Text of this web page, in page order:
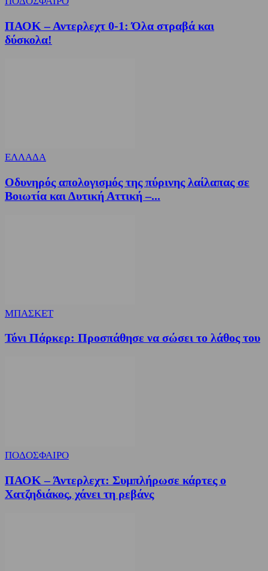
ΠΑΟΚ – Αντερλεχτ 0-1: Όλα στραβά και
δύσκολα!
ΕΛΛΑΔΑ
Οδυνηρός απολογισμός της πύρινης λαίλαπας σε
Βοιωτία και Δυτική Αττική –...
ΜΠΑΣΚΕΤ
Τόνι Πάρκερ: Προσπάθησε να σώσει το λάθος του
ΠΟΔΟΣΦΑΙΡΟ
ΠΑΟΚ – Άντερλεχτ: Συμπλήρωσε κάρτες ο
Χατζηδιάκος, χάνει τη ρεβάνς